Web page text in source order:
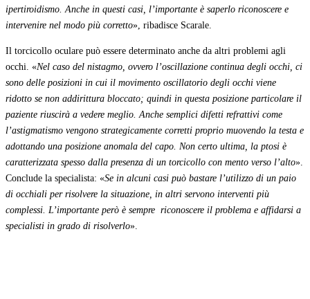
ipertiroidismo. Anche in questi casi, l’importante è saperlo riconoscere e
intervenire nel modo più corretto», ribadisce Scarale.
Il torcicollo oculare può essere determinato anche da altri problemi agli
occhi. «Nel caso del nistagmo, ovvero l’oscillazione continua degli occhi, ci
sono delle posizioni in cui il movimento oscillatorio degli occhi viene
ridotto se non addirittura bloccato; quindi in questa posizione particolare il
paziente riuscirà a vedere meglio. Anche semplici difetti refrattivi come
l’astigmatismo vengono strategicamente corretti proprio muovendo la testa e
adottando una posizione anomala del capo. Non certo ultima, la ptosi è
caratterizzata spesso dalla presenza di un torcicollo con mento verso l’alto».
Conclude la specialista: «Se in alcuni casi può bastare l’utilizzo di un paio
di occhiali per risolvere la situazione, in altri servono interventi più
complessi. L’importante però è sempre riconoscere il problema e affidarsi a
specialisti in grado di risolverlo».